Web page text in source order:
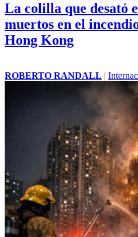
La colilla que desató
muertos en el
Hong Kong
ROBERTO RANDALL |